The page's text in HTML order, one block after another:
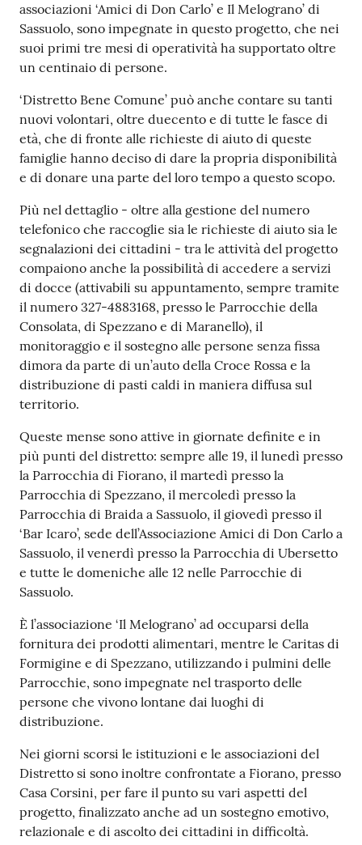
associazioni ‘Amici di Don Carlo’ e Il Melograno’ di
Sassuolo, sono impegnate in questo progetto, che nei
suoi primi tre mesi di operatività ha supportato oltre
un centinaio di persone.
‘Distretto Bene Comune’ può anche contare su tanti
nuovi volontari, oltre duecento e di tutte le fasce di
età, che di fronte alle richieste di aiuto di queste
famiglie hanno deciso di dare la propria disponibilità
e di donare una parte del loro tempo a questo scopo.
Più nel dettaglio - oltre alla gestione del numero
telefonico che raccoglie sia le richieste di aiuto sia le
segnalazioni dei cittadini - tra le attività del progetto
compaiono anche la possibilità di accedere a servizi
di docce (attivabili su appuntamento, sempre tramite
il numero 327-4883168, presso le Parrocchie della
Consolata, di Spezzano e di Maranello), il
monitoraggio e il sostegno alle persone senza fissa
dimora da parte di un’auto della Croce Rossa e la
distribuzione di pasti caldi in maniera diffusa sul
territorio.
Queste mense sono attive in giornate definite e in
più punti del distretto: sempre alle 19, il lunedì presso
la Parrocchia di Fiorano, il martedì presso la
Parrocchia di Spezzano, il mercoledì presso la
Parrocchia di Braida a Sassuolo, il giovedì presso il
‘Bar Icaro’, sede dell’Associazione Amici di Don Carlo a
Sassuolo, il venerdì presso la Parrocchia di Ubersetto
e tutte le domeniche alle 12 nelle Parrocchie di
Sassuolo.
È l’associazione ‘Il Melograno’ ad occuparsi della
fornitura dei prodotti alimentari, mentre le Caritas di
Formigine e di Spezzano, utilizzando i pulmini delle
Parrocchie, sono impegnate nel trasporto delle
persone che vivono lontane dai luoghi di
distribuzione.
Nei giorni scorsi le istituzioni e le associazioni del
Distretto si sono inoltre confrontate a Fiorano, presso
Casa Corsini, per fare il punto su vari aspetti del
progetto, finalizzato anche ad un sostegno emotivo,
relazionale e di ascolto dei cittadini in difficoltà.